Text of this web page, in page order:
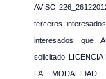
AVISO
terceros
interesados que
solicitado
LA MODALIDAD